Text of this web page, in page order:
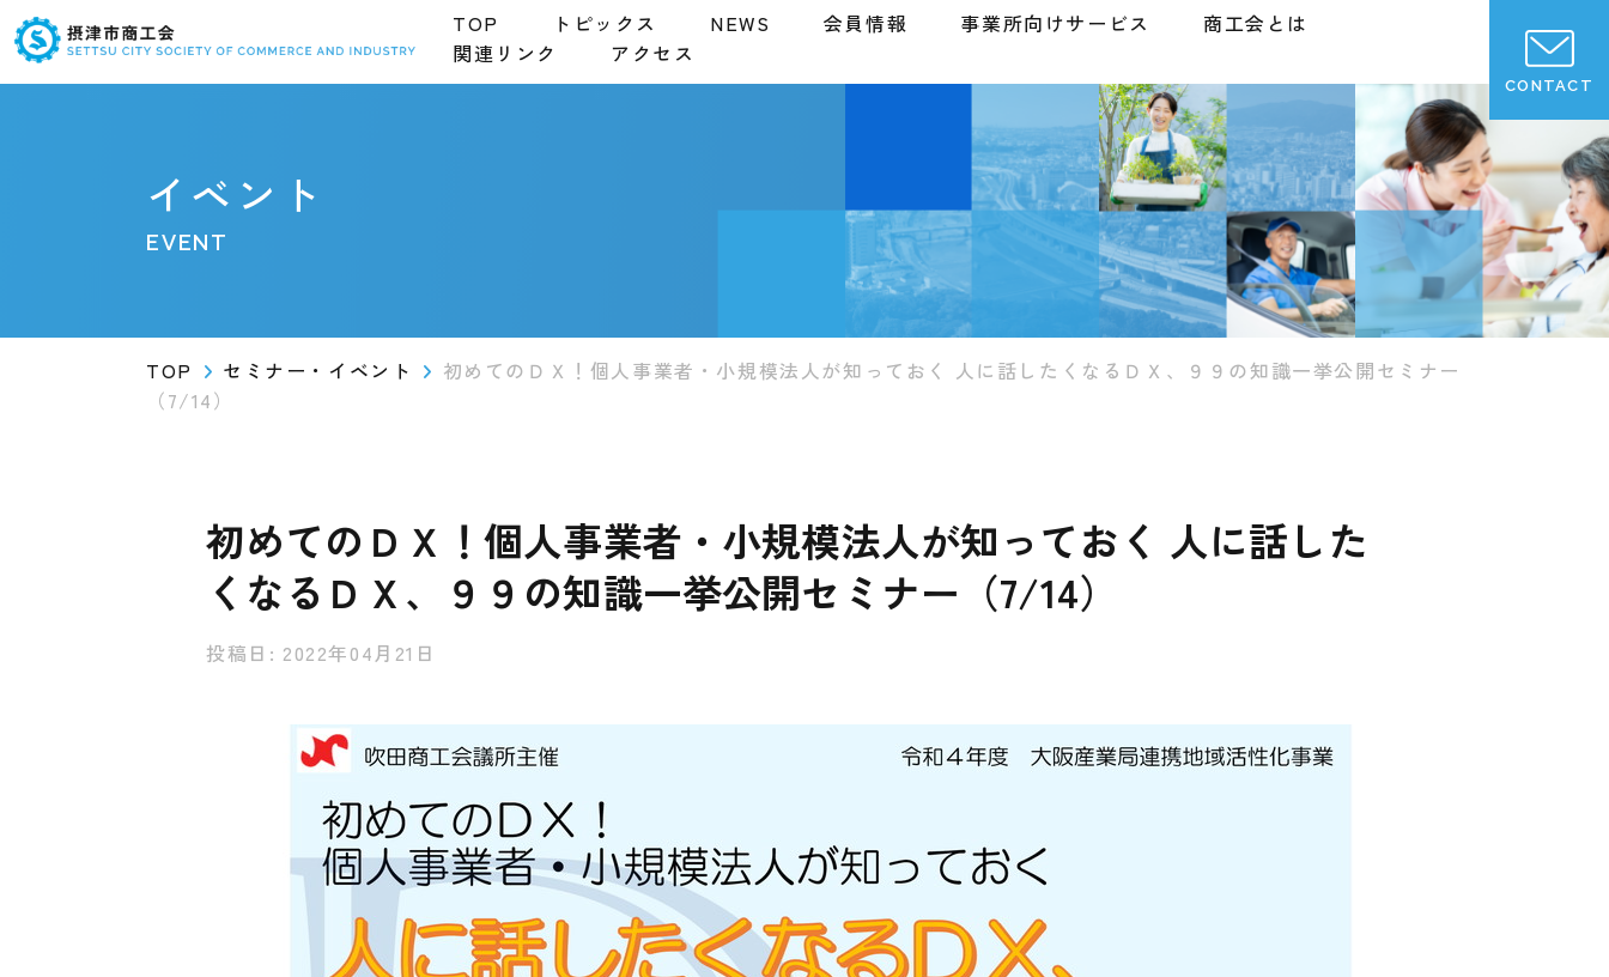
TOP トピックス NEWS 会員情報 事業所向けサービス
商工会とは
関連リンク
アクセス
CONTACT
イベント
EVENT
TOP セミナー・イベント
初めてのＤＸ！個人事業者・小規模法人が知っておく 人に話したくなるＤＸ、９９の知識一挙公開セミナー
（7/14）
初めてのＤＸ！個人事業者・小規模法人が知っておく 人に話した
くなるＤＸ、９９の知識一挙公開セミナー（7/14）
投稿日: 2022年04月21日